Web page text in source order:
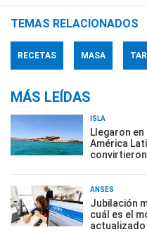
TEMAS RELACIONADOS
RECETAS MASA
MÁS LEÍDAS
ISLA
Llegaron
América
ANSES
Jubilación
cuál es el
actualizado